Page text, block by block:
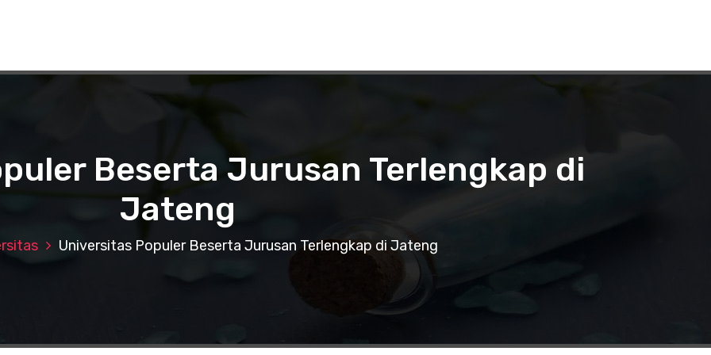
Beserta Jurusan Terlengkap di
Jateng
Universitas Populer Beserta Jurusan Terlengkap di Jateng